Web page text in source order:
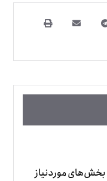
بخش‌های موردنیاز